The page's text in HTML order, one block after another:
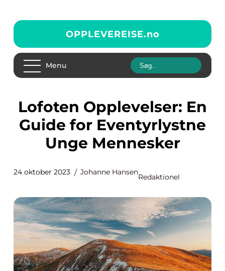
OPPLEVEREISE.no
Menu
Lofoten Opplevelser: En
Guide for Eventyrlystne
Unge Mennesker
24 oktober 2023 Johanne Hansen
Redaktionel